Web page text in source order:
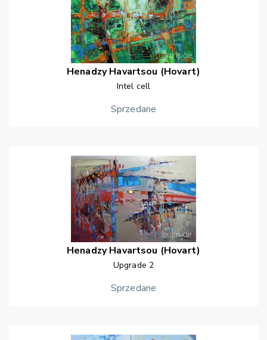
Henadzy Havartsou (Hovart)
Intel cell
Sprzedane
Henadzy Havartsou (Hovart)
Upgrade 2
Sprzedane